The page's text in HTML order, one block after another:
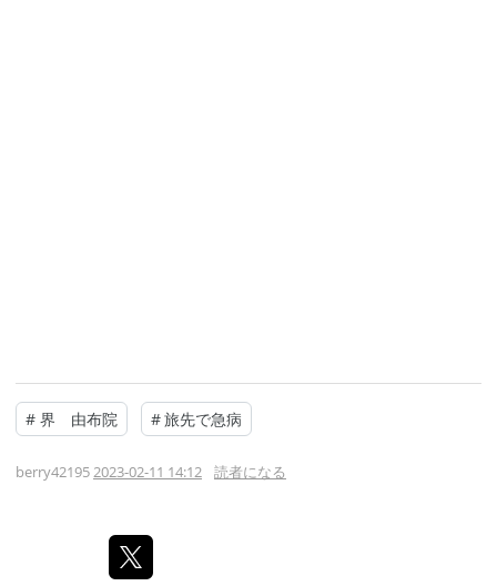
# 界 由布院 #旅先で急病
berry421952023-02-11 14:12 読者になる